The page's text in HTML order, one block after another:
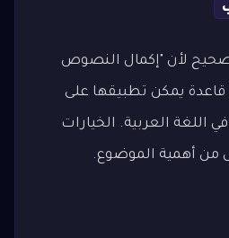
لأن "إكمال النصوص
قاعدة يمكن تطبيقها على
العربية. الخيارات
من أهمية الموضوع.